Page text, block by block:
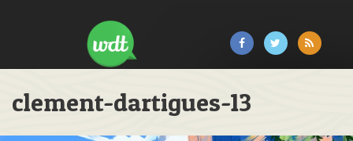
clement-dartigues-13